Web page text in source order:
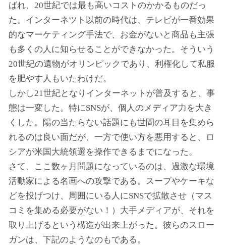
ばれ、20世紀では最も高いコストのかかるものだっ
た。インターネツト以前の時代は、テレビが一番効果
的なマーケティング手法で、お金がないと商品も主張
も多くの人に知らせることができなかった。そういう
20世紀の遺物がオリンピックであり、利権化して私服
を肥やす人もいたわけだ。
しかし21世紀となりインターネットが普及すると、事
態は一変した。特にSNSが、個人のメディア力を大き
くした。陽の当たらない話題にも世間の耳目を集めら
れるのは良い面だが、一方で使い方を悪用すると、ロ
シアが米国大統領選を操作できるまでになった。
さて、ここ数ヶ月問題になっているのは、過激な環境
活動家による名画への攻撃である。スープやケーキな
どを投げつけ、周囲にいる人にSNSで拡散させ（マス
コミを集める必要がない！）大手メディアが、それを
取り上げるという構造が出来上がった。彼らのスロー
ガンは、下記のようなのもである。